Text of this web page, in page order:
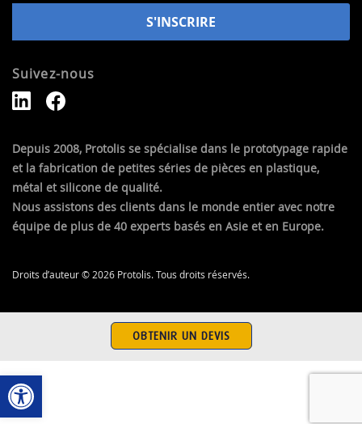
Ouvrir la barre d’outils
Suivez-nous
Depuis 2008, Protolis se spécialise dans le prototypage rapide
et la fabrication de petites séries de pièces en plastique,
métal et silicone de qualité.
Nous assistons des clients dans le monde entier avec notre
équipe de plus de 40 experts basés en Asie et en Europe.
Droits d’auteur © 2026 Protolis. Tous droits réservés.
OBTENIR UN DEVIS